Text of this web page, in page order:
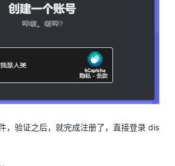
，验证之后，就完成注册了，直接登录 dis